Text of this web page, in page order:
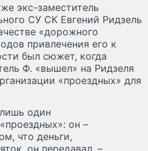
экс-заместитель
СУ СК Евгений Ридзель
«дорожного
привлечения его к
был сюжет, когда
Ф. «вышел» на Ридзеля
«проездных» для
один
он –
что деньги,
он передавал, –